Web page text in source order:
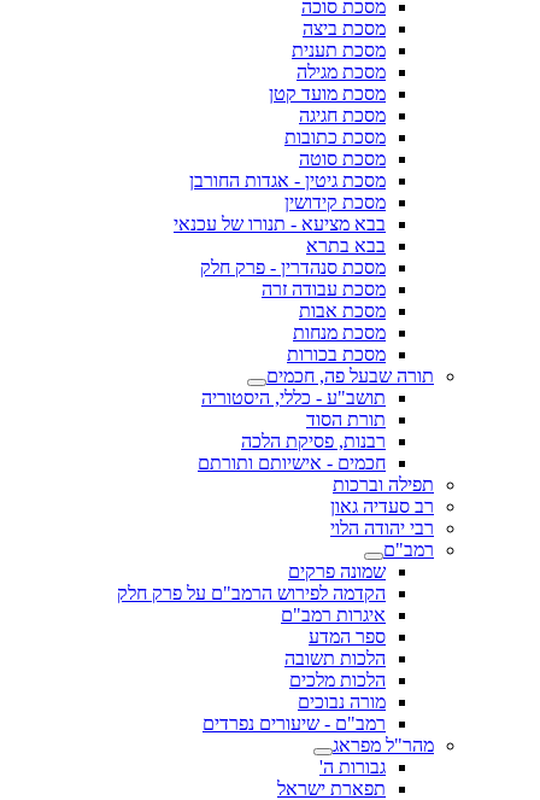
מסכת סוכה
מסכת ביצה
מסכת תענית
מסכת מגילה
מסכת מועד קטן
מסכת חגיגה
מסכת כתובות
מסכת סוטה
מסכת גיטין - אגדות החורבן
מסכת קידושין
בבא מציעא - תנורו של עכנאי
בבא בתרא
מסכת סנהדרין - פרק חלק
מסכת עבודה זרה
מסכת אבות
מסכת מנחות
מסכת בכורות
תורה שבעל פה, חכמים
תושב"ע - כללי, היסטוריה
תורת הסוד
רבנות, פסיקת הלכה
חכמים - אישיותם ותורתם
תפילה וברכות
רב סעדיה גאון
רבי יהודה הלוי
רמב"ם
שמונה פרקים
הקדמה לפירוש הרמב"ם על פרק חלק
איגרות רמב"ם
ספר המדע
הלכות תשובה
הלכות מלכים
מורה נבוכים
רמב"ם - שיעורים נפרדים
מהר"ל מפראג
גבורות ה'
תפארת ישראל